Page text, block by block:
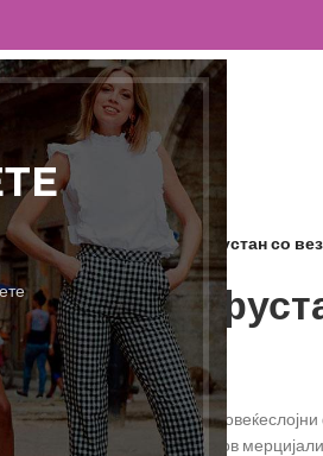
ЗА НАС КОНТАКТ
Дома Фустани Еднобоен фустан со вез
Еднобоен
1.500,00 ден
Еднобоен макси фустан со
Горниот дел е везан со кремов